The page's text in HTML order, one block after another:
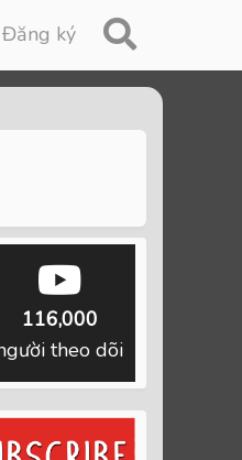
Đăng ký
116,000
theo dõi